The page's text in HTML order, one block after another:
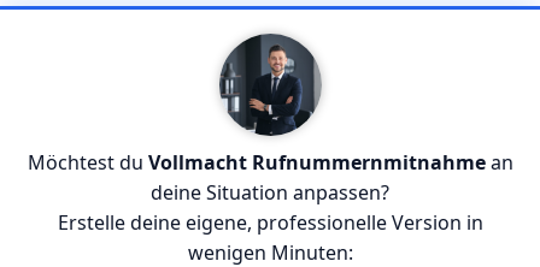
Vollmacht Kfz Fahren Im Ausland Adac
Vollmacht Fahrzeugbrief Abholen
Möchtest du Vollmacht Rufnummernmitnahmean
deine Situation anpassen?
Erstelle deine eigene, professionelle Version in
wenigen Minuten: